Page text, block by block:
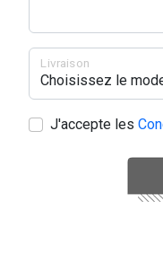
Livraison
J'accepte les